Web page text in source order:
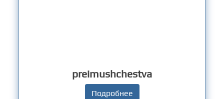
preimushchestva
Подробнее